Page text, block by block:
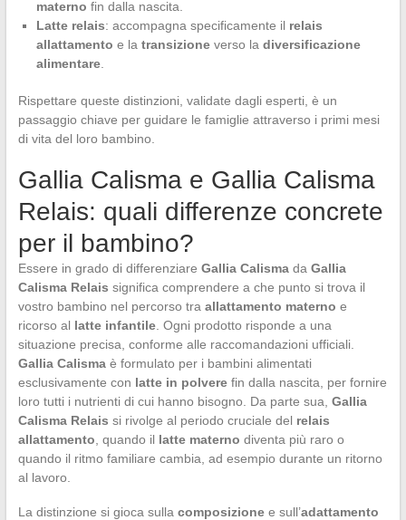
materno fin dalla nascita.
Latte relais: accompagna specificamente il relais
allattamento e la transizioneverso la diversificazione
alimentare.
Rispettare queste distinzioni, validate dagli esperti, è un
passaggio chiave per guidare le famiglie attraverso i primi mesi
di vita del loro bambino.
Gallia Calisma e Gallia Calisma
Relais: quali differenze concrete
per il bambino?
Essere in grado di differenziare Gallia Calismada Gallia
Calisma Relais significa comprendere a che punto si trova il
vostro bambino nel percorso tra allattamento materno e
ricorso al latte infantile. Ogni prodotto risponde a una
situazione precisa, conforme alle raccomandazioni ufficiali.
Gallia Calismaè formulato per i bambini alimentati
esclusivamente con latte in polverefin dalla nascita, per fornire
loro tutti i nutrienti di cui hanno bisogno. Da parte sua, Gallia
Calisma Relais si rivolge al periodo cruciale del relais
allattamento , quando il latte materno diventa più raro o
quando il ritmo familiare cambia, ad esempio durante un ritorno
al lavoro.
La distinzione si gioca sulla composizionee sull’adattamento